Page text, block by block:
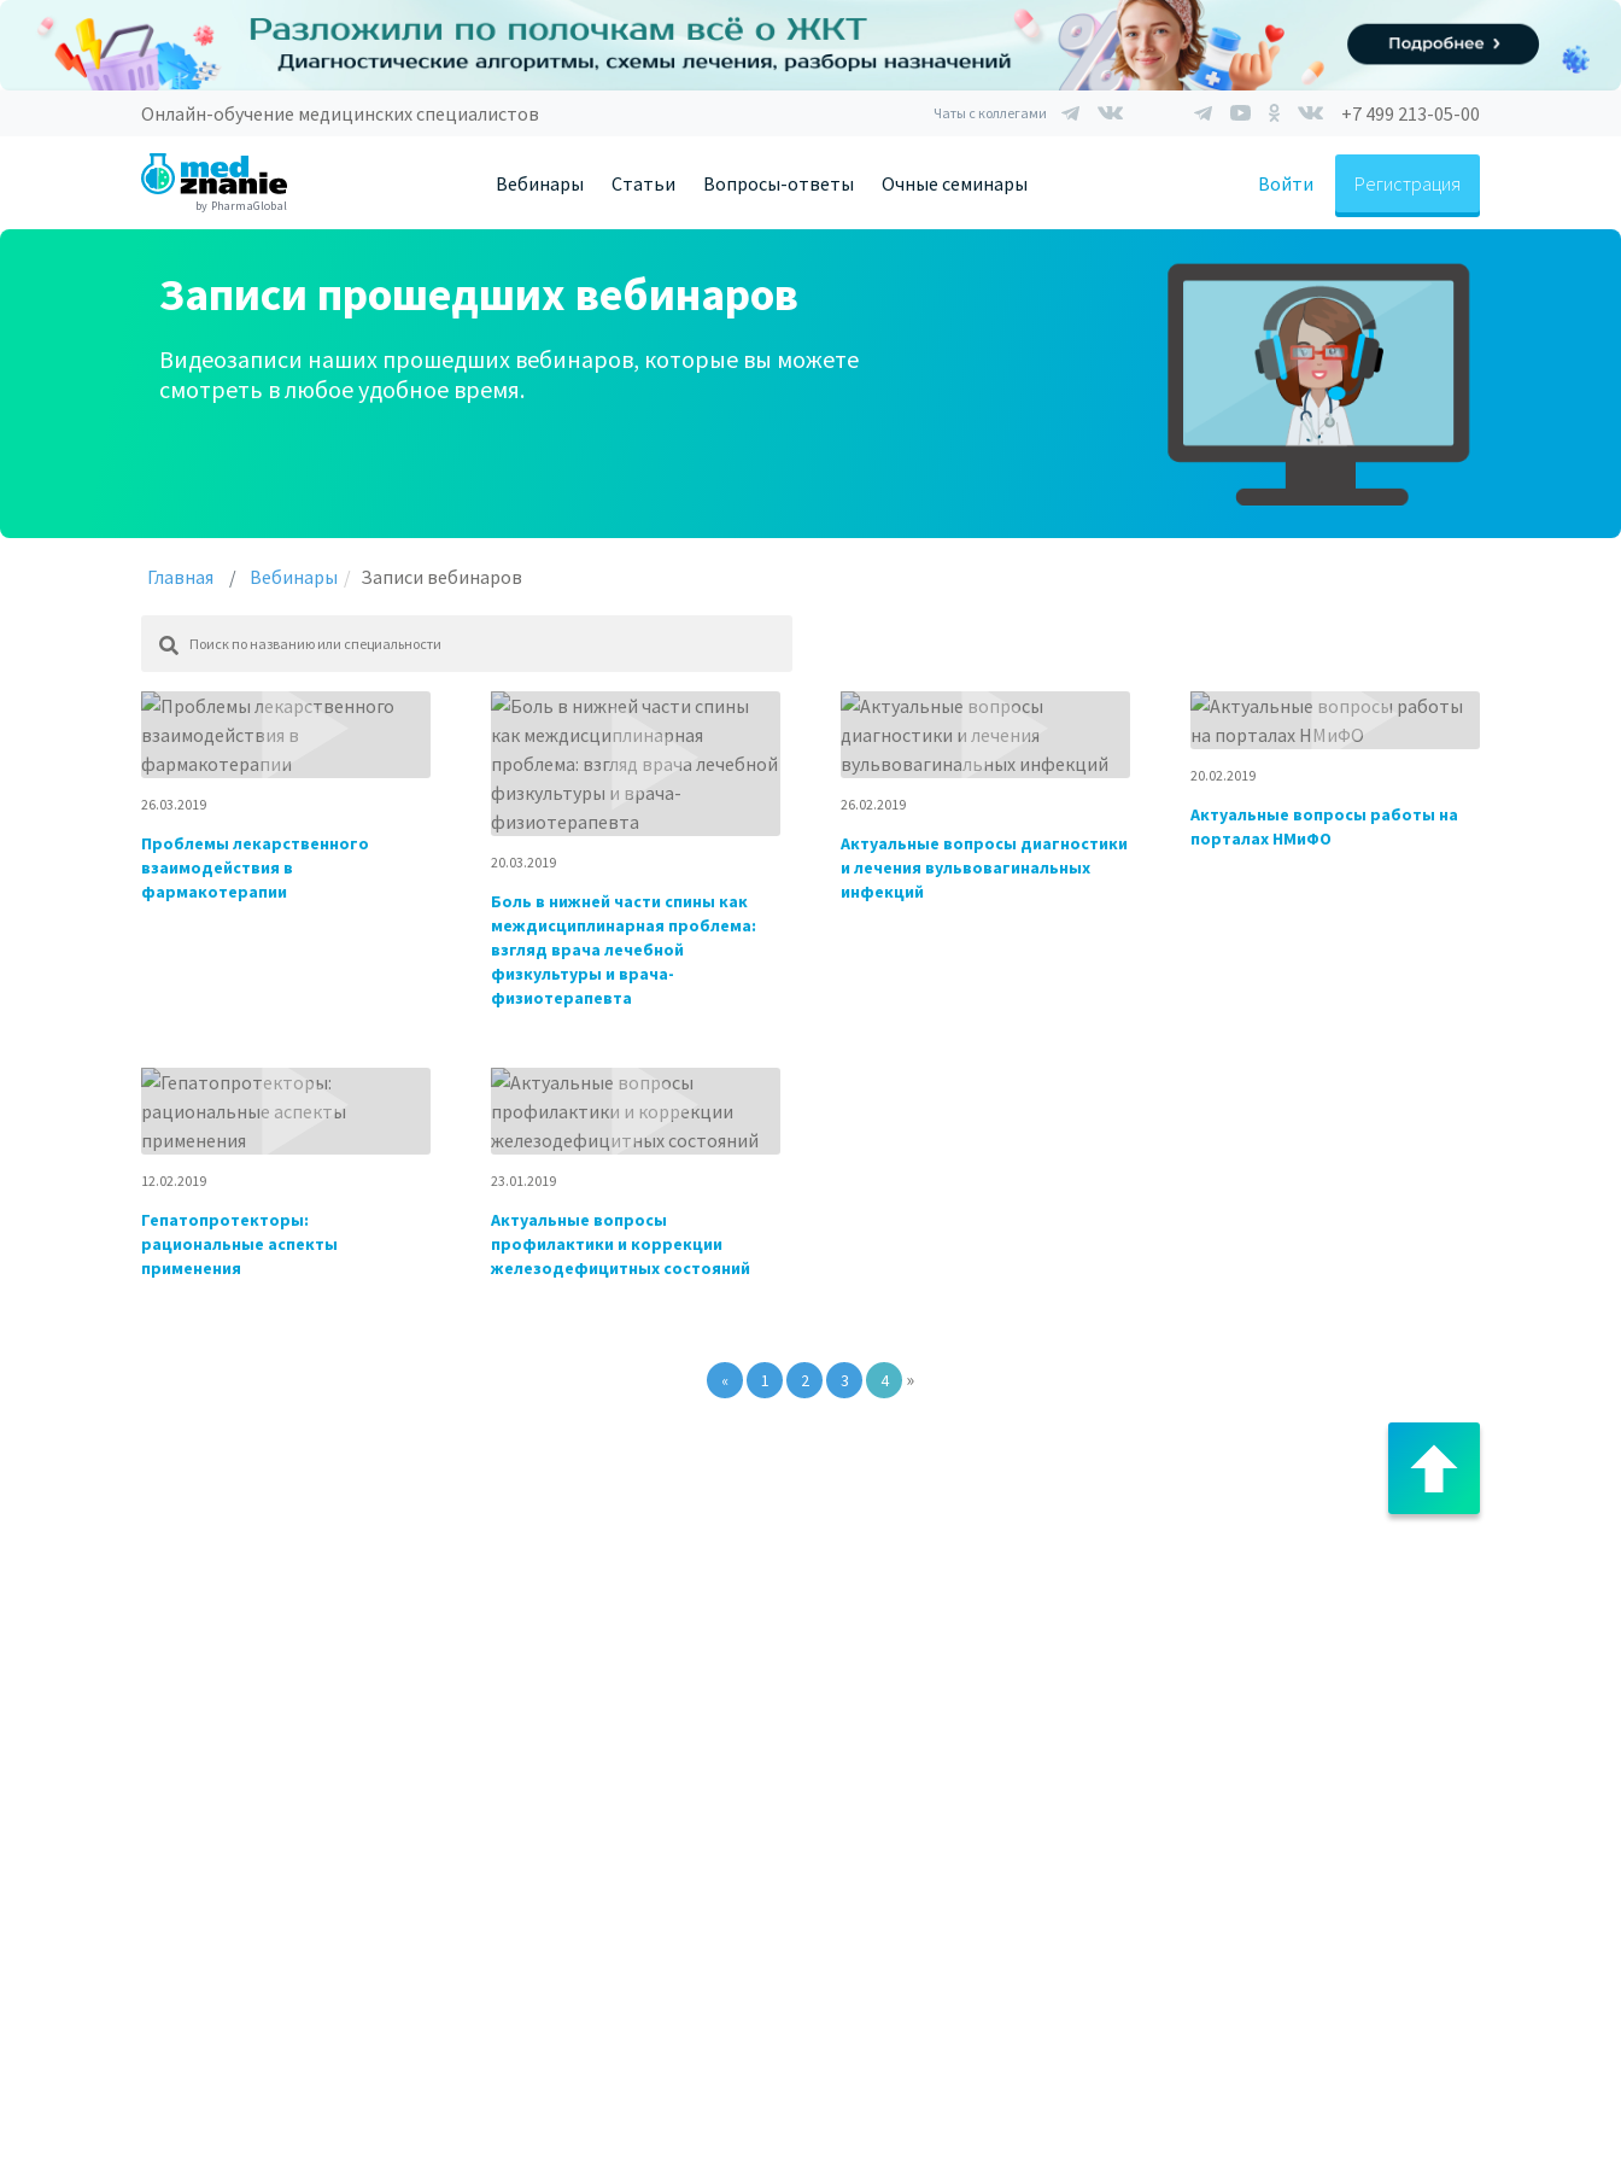
Онлайн-обучение медицинских специалистов Чаты с коллегами +7 499 213-05-00
by PharmaGlobal
Вебинары Статьи Вопросы-ответы Очные семинары Войти Регистрация
Записи прошедших вебинаров
Видеозаписи наших прошедших вебинаров, которые вы можете
смотреть в любое удобное время.
Главная Вебинары Записи вебинаров
26.03.2019
Проблемы лекарственного
взаимодействия в
фармакотерапии
20.03.2019
Боль в нижней части спины как
междисциплинарная проблема:
взгляд врача лечебной
физкультуры и врача-
физиотерапевта
26.02.2019
Актуальные вопросы диагностики
и лечения вульвовагинальных
инфекций
20.02.2019
Актуальные вопросы работы на
порталах НМиФО
12.02.2019
Гепатопротекторы:
рациональные аспекты
применения
23.01.2019
Актуальные вопросы
профилактики и коррекции
железодефицитных состояний
« 1 2 3 4 »